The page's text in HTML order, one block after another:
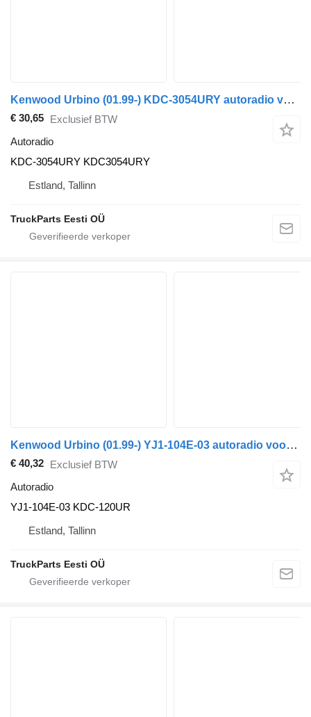
Kenwood Urbino (01.99-) KDC-3054URY autoradio voor Solaris Urbino, Alpino, Vacanza (1999-) bus
€ 30,65 Exclusief BTW
Autoradio
KDC-3054URY KDC3054URY
Estland, Tallinn
TruckParts Eesti OÜ
Kenwood Urbino (01.99-) YJ1-104E-03 autoradio voor Solaris Urbino, Alpino, Vacanza (1999-) bus
€ 40,32 Exclusief BTW
Autoradio
YJ1-104E-03 KDC-120UR
Estland, Tallinn
TruckParts Eesti OÜ